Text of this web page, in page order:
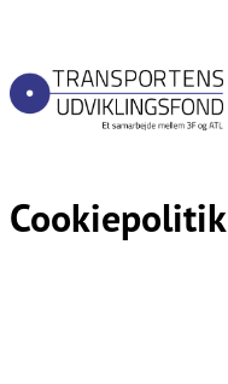
Cookiepolitik​​​​‌ ‍ ​‍​‍‌‍ ‌ ​‍‌‍‍‌‌‍‌ ‌‍‍‌‌‍ ‍​‍​‍​ ‍‍​‍​‍‌ ​ ‌‍​‌‌‍ ‍‌‍‍‌‌ ‌​‌ ‍‌​‍ ‍‌‍‍‌‌‍ ​‍​‍​‍ ​​‍​‍‌‍‍​‌ ​‍‌‍‌‌‌‍‌‍​‍​‍​ ‍‍​‍​‍‌‍‍​‌ ‌​‌ ‌​‌ ​​‌ ​ ​ ‍‍​‍ ​‍ ‌ ‌​‌ ‌‌​‍ ‍‌ ​ ‌‍​‌‌‍ ‍‌‍‍‌‌ ‌​‌ ‍‌​‍ ‍‌ ​ ‌ ‌​‌ ‌‌‌‍‌​‌‍‍‌‌‍ ​‍ ‌‍‍‌‌‍ ‍‌ ‌​‌‍‌‌‌‍ ‍‌ ‌​​‍ ‌‍‌‌‌‍‌​‌‍‍‌‌ ‌​​‍ ‌‍ ‌‌‍ ‌‍‌​‌‍‌‌​ ‌‌ ​​‌ ​‍‌‍‌‌‌ ​ ‌‍‌‌‌‍ ‍‌ ‌​‌‍​‌‌ ‌​‌‍‍‌‌‍ ‌‍ ‍​ ‍ ‌‍‍‌‌‍‌​​ ‌‌ ​​‌‍​‌‌‍‌ ‌‍‌‌​‍ ‌‌‍​ ‌‍ ‌‍ ‌‍‍ ‌‍‍‌‌‍‌‌‌ ​​‌‍ ‌‍ ​‌‍‍‌‌ ‌​‌‍‍‌‌‍‍ ​ ‍ ‌ ‌​‌ ‍‌‌ ​​‌‍‌‌​ ‌‌ ​​‌‍​‌‌‍‌ ‌‍‌‌​ ‍ ‌ ​​‌‍​‌‌ ‌​‌‍‍​​ ‌‌ ​ ‌‍‌‌‌‍​ ‌ ‌​‌‍‍‌‌‍ ‌‍ ‍‌ ​ ​‍‌‌​ ‌‌‌​​‍‌‌ ‌‍‍ ‌‍‌‌‌ ‍‌​‍‌‌​ ​ ‌​‌​​‍‌‌​ ​ ‌​‌​​‍‌‌​ ​‍​ ​‍​ ‍​​ ​‌​ ​‍‌‍​‍​ ​ ​ ​​​ ‍​‌‍​‌​‍‌‌​ ​‍​ ​‍​‍‌‌​ ‌‌‌​‌​​‍ ‍‌‍​ ‌‍ ‌‍ ‍‌ ‌​‌‍‌‌‌‍ ‍‌ ‌​​‍‌‌​ ‌‌‌​​‍‌‌ ‌‍‍ ‌‍‌‌‌ ‍‌​‍‌‌​ ​ ‌​‌​​‍‌‌​ ​ ‌​‌​​‍‌‌​ ​‍​ ​‍‌‍‌‌‌‍​‌‌‍‌‌​ ‍‌​ ‍​​ ​‍‌‍​‍​ ‍‌​‍‌‌​ ​‍​ ​‍​‍‌‌​ ‌‌‌​‌​​‍ ‍‌‍​‍‌‍ ‌‍‌​‌ ‍‌​‍‌‌​ ‌‌‌​​‍‌‌ ‌‍‍ ‌‍‌‌‌ ‍‌​‍‌‌​ ​ ‌​‌​​‍‌‌​ ​ ‌​‌​​‍‌‌​ ​‍​ ​‍​ ‍​​ ‌‌‌‍‌‌‌‍‌‌​ ‌​​ ‍​‌‍​‌‌‍‌​​‍‌‌​ ​‍​ ​‍​‍‌‌​ ‌‌‌​‌​​‍ ‍‌‍​ ‌‍‍​‌‍‍‌‌‍ ​‌‍‌​‌ ​‍‌‍‌‌‌‍ ‍​‍‌‌​ ‌‌‌​​‍‌‌ ‌‍‍ ‌‍‌‌‌ ‍‌​‍‌‌​ ​ ‌​‌​​‍‌‌​ ​ ‌​‌​​‍‌‌​ ​‍​ ​‍​ ​‌​ ​‍‌‍‌‍‌‍‌‍​ ​​​ ​‌‌‍‌​‌‍‌‍​‍‌‌​ ​‍​ ​‍​‍‌‌​ ‌‌‌​‌​​‍ ‍‌ ‌​‌‍‌‌‌ ‍​‌ ‌​​ ‌‍​‍‌‍​‌‌ ​ ‌‍‌‌‌‌‌‌‌ ​‍‌‍ ​​ ‌‌‍‍​‌ ‌​‌ ‌​‌ ​​‌ ​ ​‍‌‌​ ​ ‌​​‌​‍‌‌​ ​‍‌​‌‍​‍‌‌​ ​‍‌​‌‍‌ ‌​‌ ‌‌​‍ ‍‌ ​ ‌‍​‌‌‍ ‍‌‍‍‌‌ ‌​‌ ‍‌​‍ ‍‌ ​ ‌ ‌​‌ ‌‌‌‍‌​‌‍‍‌‌‍ ​‍‌‍‌‍‍‌‌‍‌​​ ‌‌ ​​‌‍​‌‌‍‌ ‌‍‌‌​‍ ‌‌‍​ ‌‍ ‌‍ ‌‍‍ ‌‍‍‌‌‍‌‌‌ ​​‌‍ ‌‍ ​‌‍‍‌‌ ‌​‌‍‍‌‌‍‍ ​‍‌‍‌ ‌​‌ ‍‌‌ ​​‌‍‌‌​ ‌‌ ​​‌‍​‌‌‍‌ ‌‍‌‌​‍‌‍‌ ​​‌‍​‌‌ ‌​‌‍‍​​ ‌‌ ​ ‌‍‌‌‌‍​ ‌ ‌​‌‍‍‌‌‍ ‌‍ ‍‌ ​ ​‍‌‌​ ‌‌‌​​‍‌‌ ‌‍‍ ‌‍‌‌‌ ‍‌​‍‌‌​ ​ ‌​‌​​‍‌‌​ ​ ‌​‌​​‍‌‌​ ​‍​ ​‍​ ‍​​ ​‌​ ​‍‌‍​‍​ ​ ​ ​​​ ‍​‌‍​‌​‍‌‌​ ​‍​ ​‍​‍‌‌​ ‌‌‌​‌​​‍ ‍‌‍​ ‌‍ ‌‍ ‍‌ ‌​‌‍‌‌‌‍ ‍‌ ‌​​‍‌‌​ ‌‌‌​​‍‌‌ ‌‍‍ ‌‍‌‌‌ ‍‌​‍‌‌​ ​ ‌​‌​​‍‌‌​ ​ ‌​‌​​‍‌‌​ ​‍​ ​‍‌‍‌‌‌‍​‌‌‍‌‌​ ‍‌​ ‍​​ ​‍‌‍​‍​ ‍‌​‍‌‌​ ​‍​ ​‍​‍‌‌​ ‌‌‌​‌​​‍ ‍‌‍​‍‌‍ ‌‍‌​‌ ‍‌​‍‌‌​ ‌‌‌​​‍‌‌ ‌‍‍ ‌‍‌‌‌ ‍‌​‍‌‌​ ​ ‌​‌​​‍‌‌​ ​ ‌​‌​​‍‌‌​ ​‍​ ​‍​ ‍​​ ‌‌‌‍‌‌‌‍‌‌​ ‌​​ ‍​‌‍​‌‌‍‌​​‍‌‌​ ​‍​ ​‍​‍‌‌​ ‌‌‌​‌​​‍ ‍‌‍​ ‌‍‍​‌‍‍‌‌‍ ​‌‍‌​‌ ​‍‌‍‌‌‌‍ ‍​‍‌‌​ ‌‌‌​​‍‌‌ ‌‍‍ ‌‍‌‌‌ ‍‌​‍‌‌​ ​ ‌​‌​​‍‌‌​ ​ ‌​‌​​‍‌‌​ ​‍​ ​‍​ ​‌​ ​‍‌‍‌‍‌‍‌‍​ ​​​ ​‌‌‍‌​‌‍‌‍​‍‌‌​ ​‍​ ​‍​‍‌‌​ ‌‌‌​‌​​‍ ‍‌ ‌​‌‍‌‌‌ ‍​‌ ‌​​‍‌‍‌ ​​‌‍‌‌‌ ​‍‌ ​ ‌ ​​‌‍‌‌‌‍​ ‌ ‌​‌‍‍‌‌ ‌‍‌‍‌‌​ ‌‌ ​​‌ ‌‌‌‍​‍‌‍ ​‌‍‍‌‌ ​ ‌‍‍​‌‍‌‌‌‍‌​​‍​‍‌ ‌